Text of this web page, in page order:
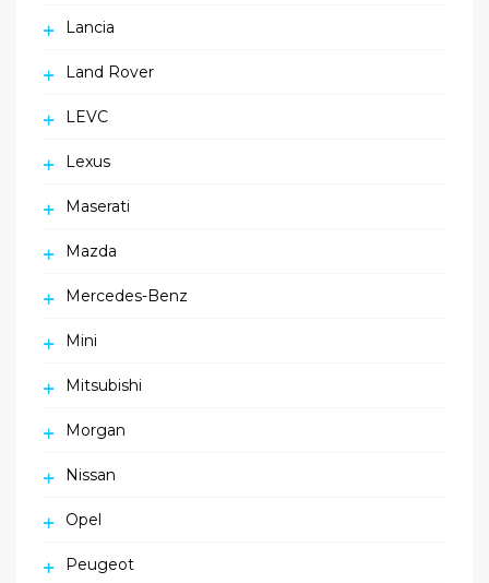
Lancia
Land Rover
LEVC
Lexus
Maserati
Mazda
Mercedes-Benz
Mini
Mitsubishi
Morgan
Nissan
Opel
Peugeot